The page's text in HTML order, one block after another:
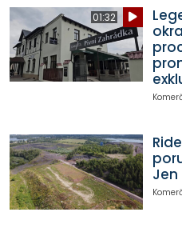
01:32
Jen